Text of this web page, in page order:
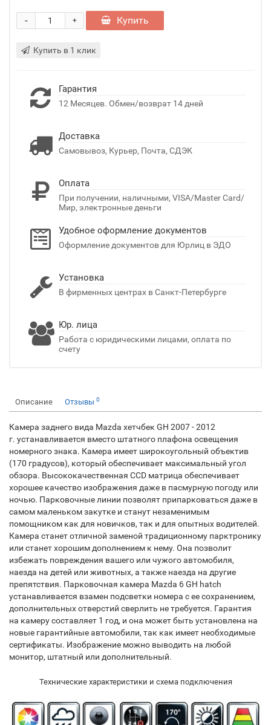
+
- Купить
Купить в 1 клик
Гарантия
12 Месяцев. Обмен/возврат 14 дней
Доставка
Самовывоз, Курьер, Почта, СДЭК
Оплата
При получении, наличными, VISA/Master Card/
Мир, электронные деньги
Удобное оформление документов
Оформление документов для Юрлиц в ЭДО
Установка
В фирменных центрах в Санкт-Петербурге
Юр. лица
Работа с юридическими лицами, оплата по
счету
Описание Отзывы 0
Камера заднего вида Mazda хетчбек GH 2007 - 2012
г. устанавливается вместо штатного плафона освещения
номерного знака. Камера имеет широкоугольный объектив
(170 градусов), который обеспечивает максимальный угол
обзора. Высококачественная CCD матрица обеспечивает
хорошее качество изображения даже в пасмурную погоду или
ночью. Парковочные линии позволят припарковаться даже в
самом маленьком закутке и станут незаменимым
помощником как для новичков, так и для опытных водителей.
Камера станет отличной заменой традиционному парктронику
или станет хорошим дополнением к нему. Она позволит
избежать повреждения вашего или чужого автомобиля,
наезда на детей или животных, а также наезда на другие
препятствия. Парковочная камера Mazda 6 GH hatch
устанавливается взамен подсветки номера с ее сохранением,
дополнительных отверстий сверлить не требуется. Гарантия
на камеру составляет 1 год, и она может быть установлена на
новые гарантийные автомобили, так как имеет необходимые
сертификаты. Изображение можно выводить на любой
монитор, штатный или дополнительный.
Технические характеристики и схема подключения